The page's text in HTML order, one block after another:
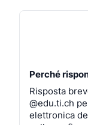
Perché
Risposta
@edu.ti.ch
elettronica